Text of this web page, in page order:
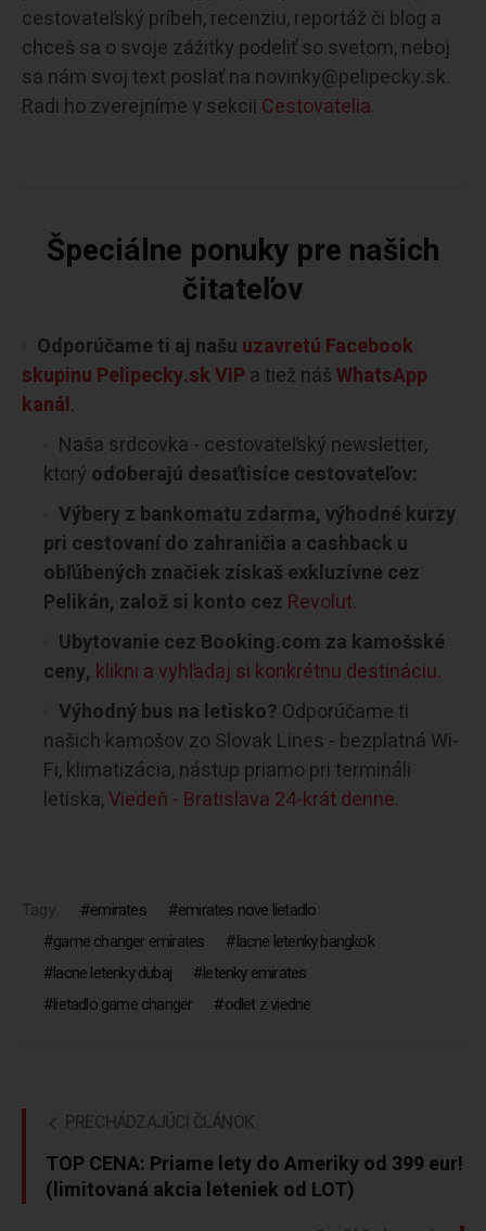
cestovateľský príbeh, recenziu, reportáž či blog a
chceš sa o svoje zážitky podeliť so svetom, neboj
sa nám svoj text poslať na novinky@pelipecky.sk.
Radi ho zverejníme v sekcii Cestovatelia.
Špeciálne ponuky pre našich
čitateľov
Odporúčame ti aj našu uzavretú Facebook
skupinu Pelipecky.sk VIP a tiež nášWhatsApp
kanál.
Naša srdcovka - cestovateľský newsletter,
ktorý odoberajú desaťtisíce cestovateľov:
Výbery z bankomatu zdarma, výhodné kurzy
pri cestovaní do zahraničia a cashback u
obľúbených značiek získaš exkluzívne cez
Pelikán, založ si konto cez Revolut.
Ubytovanie cez Booking.com za kamošské
ceny, klikni a vyhľadaj si konkrétnu destináciu.
Výhodný bus na letisko? Odporúčame ti
našich kamošov zo Slovak Lines - bezplatná Wi-
Fi, klimatizácia, nástup priamo pri termináli
letiska,Viedeň - Bratislava 24-krát denne.
Tagy: emirates
emirates nove lietadlo
game changer emirates
lacne letenky bangkok
lacne letenky dubaj
letenky emirates
lietadlo game changer
odlet z viedne
PRECHÁDZAJÚCI ČLÁNOK
TOP CENA: Priame lety do Ameriky od 399 eur!
(limitovaná akcia leteniek od LOT)